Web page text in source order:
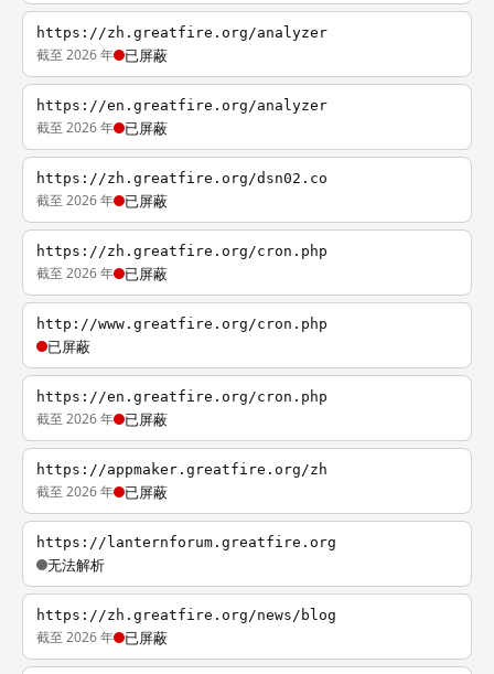
https://zh.greatfire.org/analyzer
截至 2026 年 已屏蔽
https://en.greatfire.org/analyzer
截至 2026 年 已屏蔽
https://zh.greatfire.org/dsn02.co
截至 2026 年 已屏蔽
https://zh.greatfire.org/cron.php
截至 2026 年 已屏蔽
http://www.greatfire.org/cron.php
已屏蔽
https://en.greatfire.org/cron.php
截至 2026 年 已屏蔽
https://appmaker.greatfire.org/zh
截至 2026 年 已屏蔽
https://lanternforum.greatfire.org
无法解析
https://zh.greatfire.org/news/blog
截至 2026 年 已屏蔽